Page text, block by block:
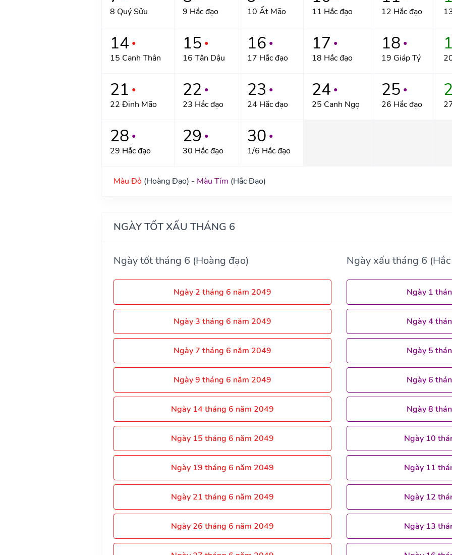
8 Quý Sửu 9 Hắc đạo 10 Ất Mão 11 Hắc đạo 12 Hắc đạo
14 ●
15 Canh Thân
15 ●
16 Tân Dậu
16 ●
17 Hắc đạo
17 ●
18 Hắc đạo
18 ●
19 Giáp Tý
21 ●
22 Đinh Mão
22 ●
23 Hắc đạo
23 ●
24 Hắc đạo
24 ●
25 Canh Ngọ
25 ●
26 Hắc đạo
28 ●
29 Hắc đạo
29 ●
30 Hắc đạo
30 ●
1/6 Hắc đạo
Màu Đỏ(Hoàng Đạo) - Màu Tím (Hắc Đạo)
NGÀY TỐT XẤU THÁNG 6
Ngày tốt tháng 6 (Hoàng đạo)
Ngày 2 tháng 6 năm 2049
Ngày 3 tháng 6 năm 2049
Ngày 7 tháng 6 năm 2049
Ngày 9 tháng 6 năm 2049
Ngày 14 tháng 6 năm 2049
Ngày 15 tháng 6 năm 2049
Ngày 19 tháng 6 năm 2049
Ngày 21 tháng 6 năm 2049
Ngày 26 tháng 6 năm 2049
Ngày xấu tháng 6
Ngày 1
Ngày 4
Ngày 5
Ngày 6
Ngày 8
Ngày 10
Ngày 11
Ngày 12
Ngày 13